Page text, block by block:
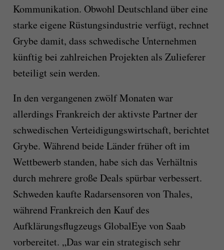
Kommunikation. Obwohl Deutschland über eine
starke eigene Rüstungsindustrie verfügt, rechnet
Grybe damit, dass schwedische Unternehmen
künftig bei zahlreichen Projekten als Zulieferer
beteiligt sein werden.
In den vergangenen zwölf Monaten war
allerdings Frankreich der aktivste Partner der
schwedischen Verteidigungswirtschaft, berichtet
Grybe. Während beide Länder früher oft im
Wettbewerb standen, habe sich das Verhältnis
durch mehrere große Deals spürbar verbessert.
Schweden kaufte Radarsensoren von Thales,
während Frankreich den Kauf des
Aufklärungsflugzeugs GlobalEye von Saab
vorbereitet. „Das war ein strategisch sehr